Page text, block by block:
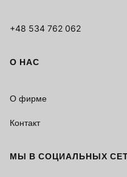
+48 534 762 062
О НАС
О фирме
Контакт
МЫ В СОЦИАЛЬНЫХ